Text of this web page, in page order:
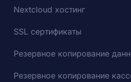
Nextcloud хостинг
SSL сертификаты
Резервное копирование
Резервное копирование